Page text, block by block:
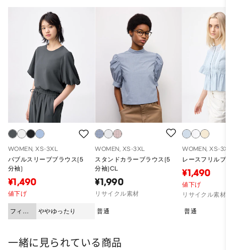
WOMEN, XS-3XL
バブルスリーブブラウス(5
分袖)
¥1,490
値下げ
フィッ
ト
ややゆったり
WOMEN, XS-3XL
スタンドカラーブラウス(5
分袖)CL
¥1,990
リサイクル素材
普通
WOMEN, XS-
レースフリル
¥1,490
値下げ
リサイクル素材
普通
一緒に見られている商品